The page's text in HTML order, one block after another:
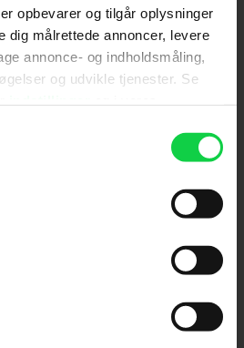
opbevarer og tilgår oplysninger
dig målrettede annoncer, levere
annonce- og indholdsmåling,
og udvikle tjenester. Se
fra vores
ved at trykke på "Privacy
oplysninger om din placering,
enhed baseret på en scanning af
(fingerprinting)
jeg samtidig